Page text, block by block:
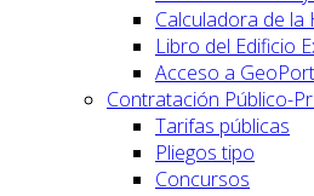
Calculadora de la
Libro del Edificio
Acceso a
Contratación Público-
Tarifas públicas
Pliegos tipo
Concursos